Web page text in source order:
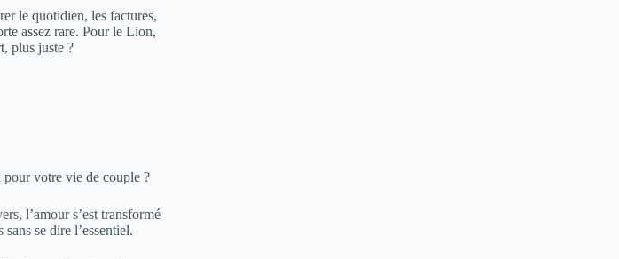
le quotidien, les factures,
assez rare. Pour le Lion,
plus juste ?
pour votre vie de couple ?
l’amour s’est transformé
se dire l’essentiel.